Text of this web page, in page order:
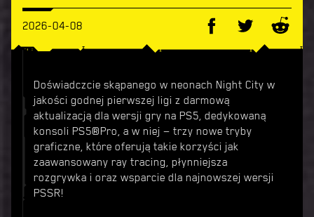
2026-04-08
Doświadczcie skąpanego w neonach Night City w
jakości godnej pierwszej ligi z darmową
aktualizacją dla wersji gry na PS5, dedykowaną
konsoli PS5®Pro, a w niej — trzy nowe tryby
graficzne, które oferują takie korzyści jak
zaawansowany ray tracing, płynniejsza
rozgrywka i oraz wsparcie dla najnowszej wersji
PSSR!